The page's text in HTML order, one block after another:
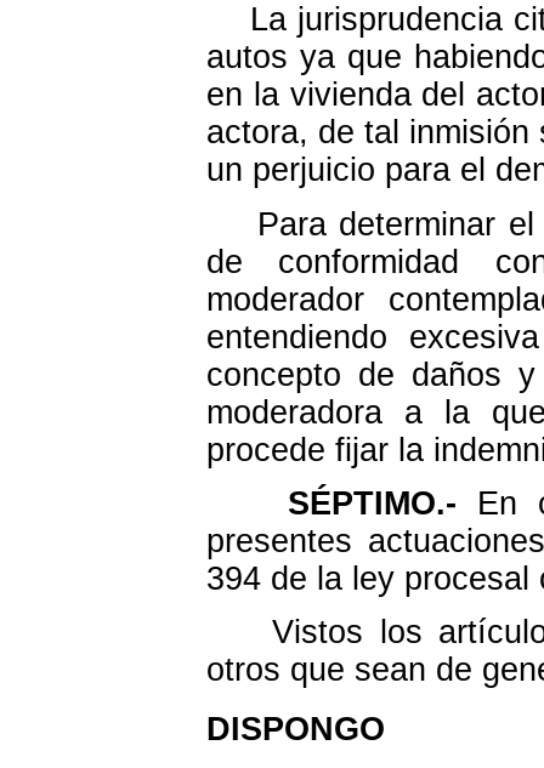
La jurisprudencia
autos ya que
en la vivienda del
actora, de tal
un perjuicio para el
Para determinar el
de conformidad
moderador
entendiendo
concepto de daños
moderadora a la
procede fijar la
SÉPTIMO.- En
presentes
394 de la ley procesal
Vistos los
otros que sean de
DISPONGO